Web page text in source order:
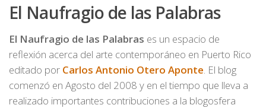
El Naufragio de las Palabras
El Naufragio de las Palabras es un espacio de
reflexión acerca del arte contemporáneo en Puerto Rico
editado por Carlos Antonio Otero Aponte. El blog
comenzó en Agosto del 2008 y en el tiempo que lleva a
realizado importantes contribuciones a la blogosfera